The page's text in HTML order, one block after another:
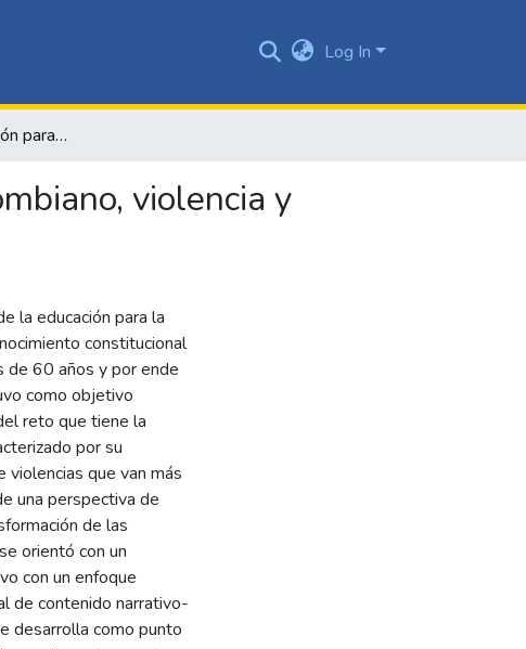
Log In
Retos de la educación para la paz en el contexto colombiano, violencia y diversidad cultural
violencia y
la educación para la
constitucional
de 60 años y por ende
como objetivo
reto que tiene la
por su
violencias que van más
una perspectiva de
de las
orientó con un
con un enfoque
de contenido narrativo-
desarrolla como punto